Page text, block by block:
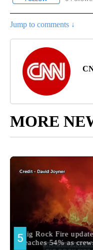
Jump to comments ↓
MORE